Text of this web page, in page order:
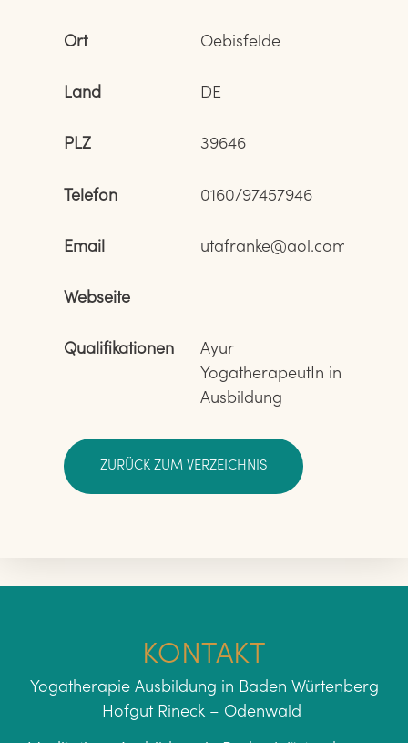
Ort Oebisfelde
Land DE
PLZ 39646
Telefon 0160/97457946
Email utafranke@aol.com
Webseite
Qualifikationen
Ayur
YogatherapeutIn in
Ausbildung
ZURÜCK ZUM VERZEICHNIS
KONTAKT
Yogatherapie Ausbildung in Baden Würtenberg
Hofgut Rineck – Odenwald